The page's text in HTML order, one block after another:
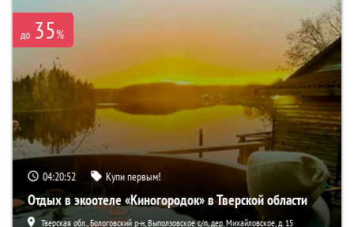
до 35%
04:20:51 Купи первым!
Отдых в экоотеле «Киногородок» в Тверской области
Тверская обл., Бологовский р-н, Выползовское с/п, дер. Михайловское, д. 15